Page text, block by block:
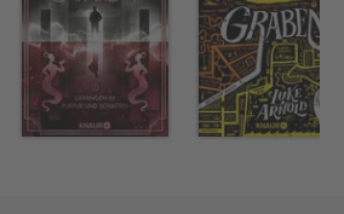
Ausblenden